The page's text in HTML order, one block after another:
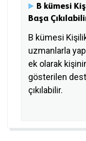
B kümesi
Başa
B kümesi
uzmanlarla
ek olarak
gösterilen
çıkılabilir.